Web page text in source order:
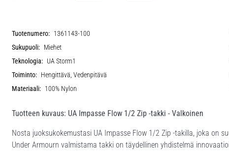
Tuotenumero: 1361143-100
Sukupuoli: Miehet
Teknologia: UA Storm1
Toiminto: Hengittävä, Vedenpitävä
Materiaali: 100% Nylon
Tuotteen kuvaus: UA Impasse Flow 1/2 Zip -takki - Valkoinen
Nosta juoksukokemustasi UA Impasse Flow 1/2 Zip -takilla, joka on
Under Armourn valmistama takki on täydellinen yhdistelmä